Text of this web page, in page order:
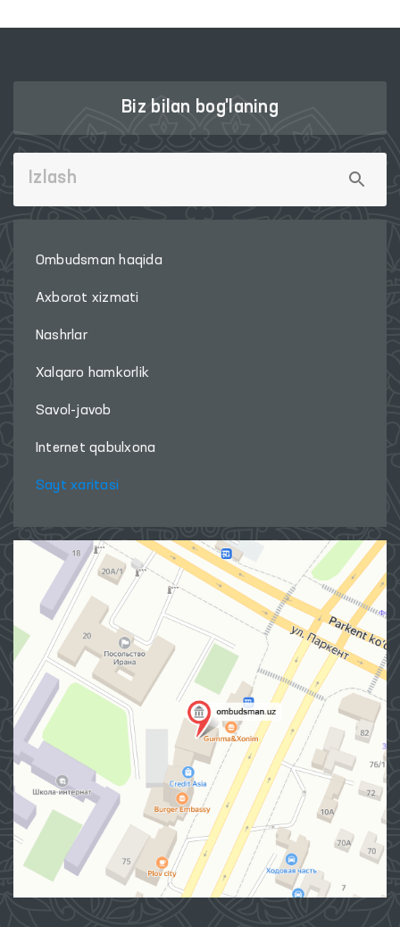
Biz bilan bog'laning
Ombudsman haqida
Axborot xizmati
Nashrlar
Xalqaro hamkorlik
Savol-javob
Internet qabulxona
Sayt xaritasi